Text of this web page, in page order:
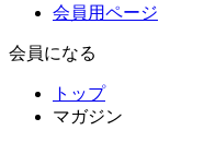
会員用ページ
会員になる
トップ
マガジン